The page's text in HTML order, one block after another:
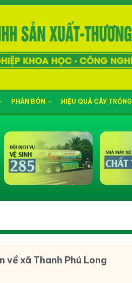
PHÂN BÓN HIỆU QUẢ CÂY TRỒNG
về xã Thanh Phú Long